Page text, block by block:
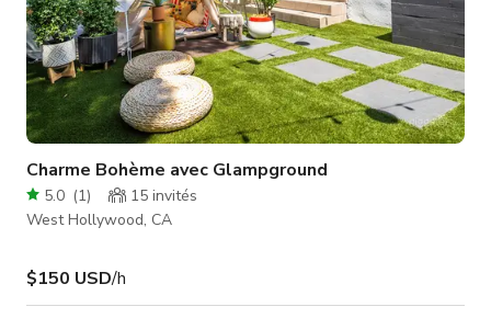
Charme Bohème avec Glampground
5.0 (1) 15 invités
West Hollywood, CA
$150 USD/h